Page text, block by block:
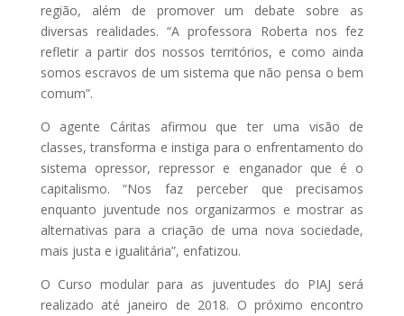
região, além de promover um debate sobre as
diversas realidades. “A professora Roberta nos fez
refletir a partir dos nossos territórios, e como ainda
somos escravos de um sistema que não pensa o bem
comum”.
O agente Cáritas afirmou que ter uma visão de
classes, transforma e instiga para o enfrentamento do
sistema opressor, repressor e enganador que é o
capitalismo. “Nos faz perceber que precisamos
enquanto juventude nos organizarmos e mostrar as
alternativas para a criação de uma nova sociedade,
mais justa e igualitária”, enfatizou.
O Curso modular para as juventudes do PIAJ será
realizado até janeiro de 2018. O próximo encontro